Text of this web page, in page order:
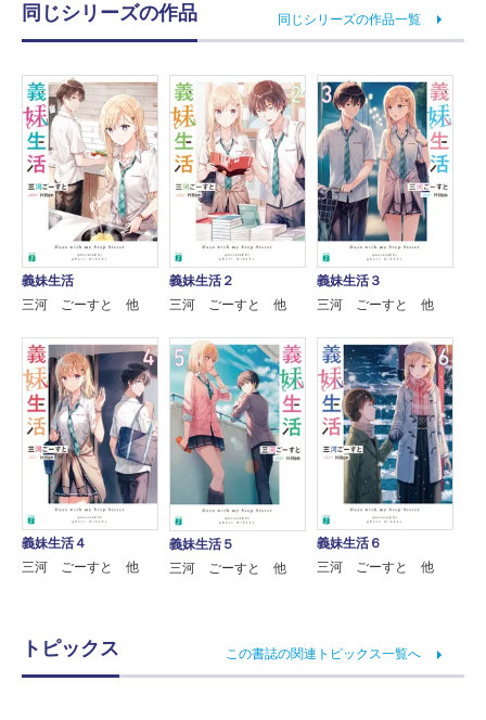
同じシリーズの作品 同じシリーズの作品一覧
義妹生活
三河 ごーすと 他
義妹生活２
三河 ごーすと 他
義妹生活３
三河 ごーすと 他
義妹生活４
三河 ごーすと 他
義妹生活５
三河 ごーすと 他
義妹生活６
三河 ごーすと 他
トピックス この書誌の関連トピックス一覧へ